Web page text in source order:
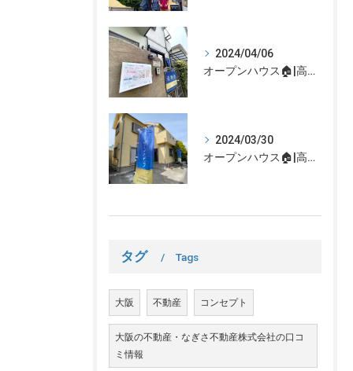
2024/04/06
オープンハウス🏠|高槻市の不動産売却、不動産空き家のご相談はなぎさ不動産まで！
2024/03/30
オープンハウス🏠|高槻市の不動産売却、不動産空き家のご相談はなぎさ不動産まで！
タグ Tags
大阪 不動産 コンセプト
大阪の不動産・なぎさ不動産株式会社の口コ
ミ情報